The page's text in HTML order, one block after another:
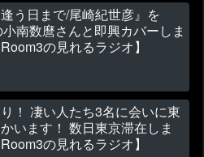
逢う日まで/尾崎紀世彦』を
南数麿さんと即興カバーしま
の見れるラジオ】
！ 凄い人たち3名に会いに東
います！ 数日東京滞在しま
の見れるラジオ】